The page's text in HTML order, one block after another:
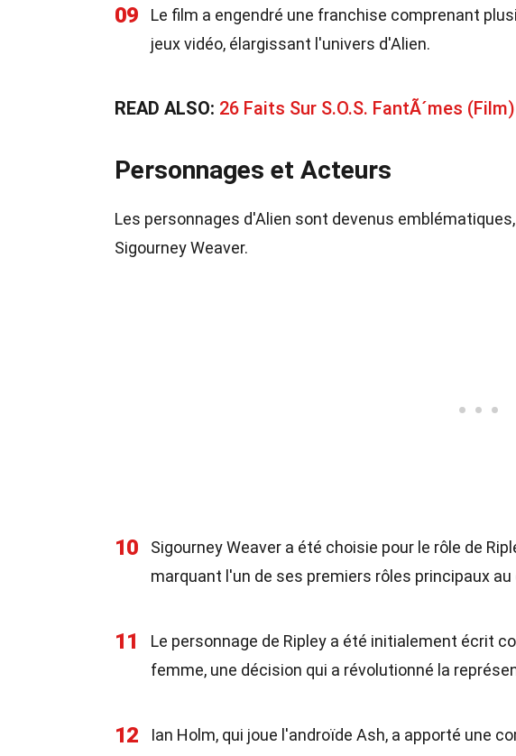
09
Le film a engendré une franchise comprenant
jeux vidéo, élargissant l'univers d'Alien.
READ ALSO: 26 Faits Sur S.O.S. FantÃ´mes (Film)
Personnages et Acteurs
Les personnages d'Alien sont devenus
Sigourney Weaver.
10
Sigourney Weaver a été choisie pour le rôle de
marquant l'un de ses premiers rôles principaux au
11
Le personnage de Ripley a été initialement écrit
femme, une décision qui a révolutionné la
12
Ian Holm, qui joue l'androïde Ash, a apporté une